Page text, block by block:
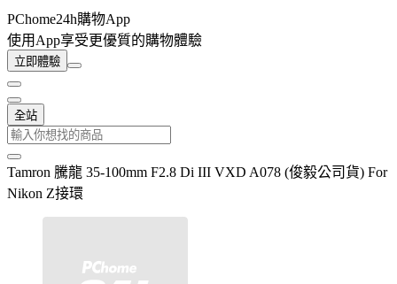
PChome24h購物App
使用App享受更優質的購物體驗
立即體驗
全站
Tamron 騰龍 35-100mm F2.8 Di III VXD A078 (俊毅公司貨) For
Nikon Z接環